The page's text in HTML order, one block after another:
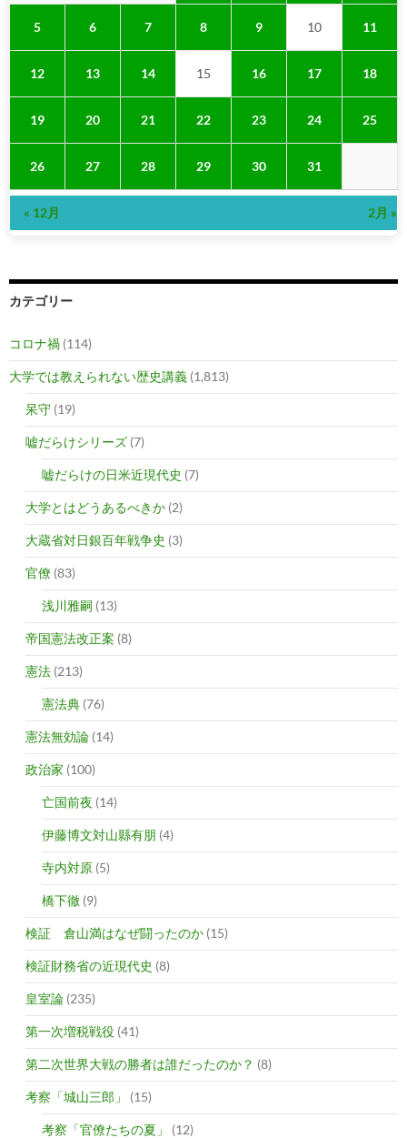
5 6 7 8 9 10 11
12 13 14 15 16 17 18
19 20 21 22 23 24 25
26 27 28 29 30 31
« 12月 2月 »
カテゴリー
コロナ禍 (114)
大学では教えられない歴史講義 (1,813)
呆守 (19)
嘘だらけシリーズ (7)
嘘だらけの日米近現代史 (7)
大学とはどうあるべきか (2)
大蔵省対日銀百年戦争史 (3)
官僚 (83)
浅川雅嗣 (13)
帝国憲法改正案 (8)
憲法 (213)
憲法典 (76)
憲法無効論 (14)
政治家 (100)
亡国前夜 (14)
伊藤博文対山縣有朋 (4)
寺内対原 (5)
橋下徹 (9)
検証 倉山満はなぜ闘ったのか (15)
検証財務省の近現代史 (8)
皇室論 (235)
第一次増税戦役 (41)
第二次世界大戦の勝者は誰だったのか？ (8)
考察「城山三郎」 (15)
考察「官僚たちの夏」 (12)